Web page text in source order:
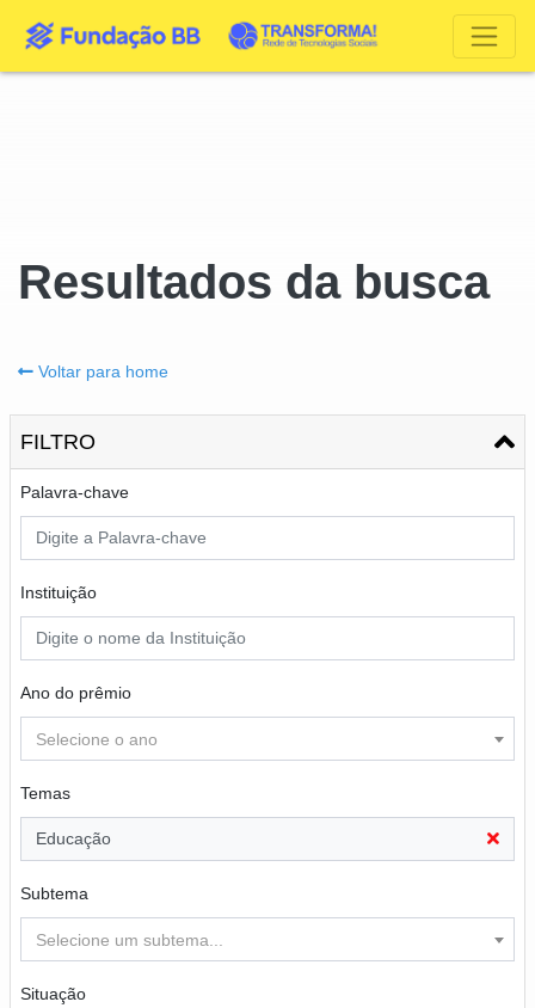
Resultados da busca
Voltar para home
FILTRO
Palavra-chave
Instituição
Ano do prêmio
Selecione o ano
Temas
Educação
Subtema
Selecione um subtema...
Situação